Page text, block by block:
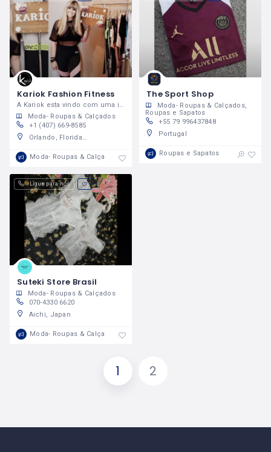
Kariok Fashion Fitness
Moda- Roupas & Calçados
+1 (407) 669-8585
Orlando, Florida, United States
Moda- Roupas & Calçados
The Sport Shop
Moda- Roupas & Calçados
Roupas e Sapatos
+55 79 996437848
Portugal
Roupas e Sapatos
Ligue para nós
Suteki Store Brasil
Moda- Roupas & Calçados
070-4330 6620
Aichi, Japan
Moda- Roupas & Calçados
1 2